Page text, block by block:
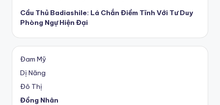
Cầu Thủ Badiashile: Lá Chắn Điềm Tĩnh Với Tư Duy
Phòng Ngự Hiện Đại
Đam Mỹ
Dị Năng
Đô Thị
Đồng Nhân